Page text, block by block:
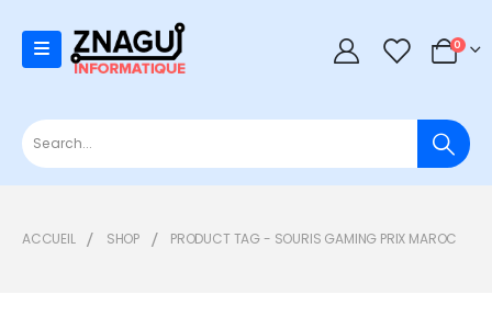
0 0
ACCUEIL SHOP PRODUCT TAG - SOURIS GAMING PRIX MAROC